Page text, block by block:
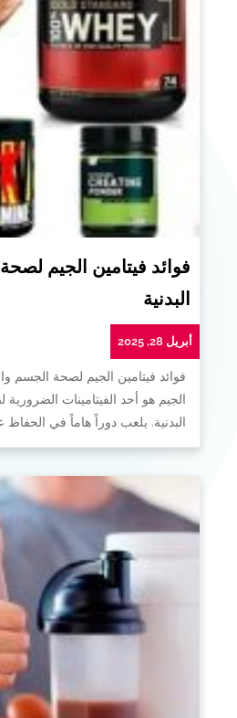
فوائد فيتامين الجيم
البدنية
أبريل 28, 2025
فوائد فيتامين الجيم لصحة الجسم
الجيم هو أحد الفيتامينات
البدنية. يلعب دوراً هاماً في الحفاظ